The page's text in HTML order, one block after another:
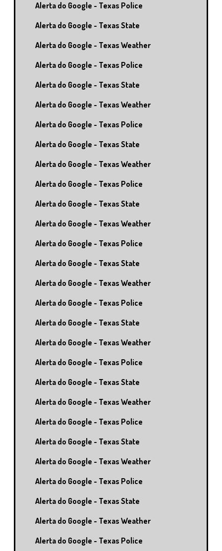
Alerta do Google - Texas Police
Alerta do Google - Texas State
Alerta do Google - Texas Weather
Alerta do Google - Texas Police
Alerta do Google - Texas State
Alerta do Google - Texas Weather
Alerta do Google - Texas Police
Alerta do Google - Texas State
Alerta do Google - Texas Weather
Alerta do Google - Texas Police
Alerta do Google - Texas State
Alerta do Google - Texas Weather
Alerta do Google - Texas Police
Alerta do Google - Texas State
Alerta do Google - Texas Weather
Alerta do Google - Texas Police
Alerta do Google - Texas State
Alerta do Google - Texas Weather
Alerta do Google - Texas Police
Alerta do Google - Texas State
Alerta do Google - Texas Weather
Alerta do Google - Texas Police
Alerta do Google - Texas State
Alerta do Google - Texas Weather
Alerta do Google - Texas Police
Alerta do Google - Texas State
Alerta do Google - Texas Weather
Alerta do Google - Texas Police